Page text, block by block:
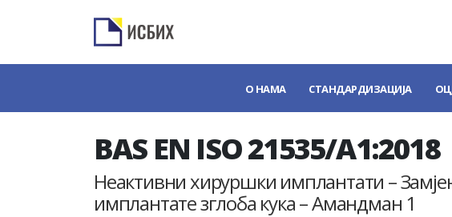
О НАМА СТАНДАРДИЗАЦИЈА
BAS EN ISO 21535/A1:2018
Неактивни хируршки имплантати –
имплантате зглоба кука – Амандман 1